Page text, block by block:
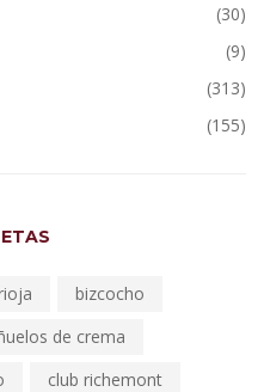
(30)
(9)
(313)
(155)
bizcocho
de crema
club richemont